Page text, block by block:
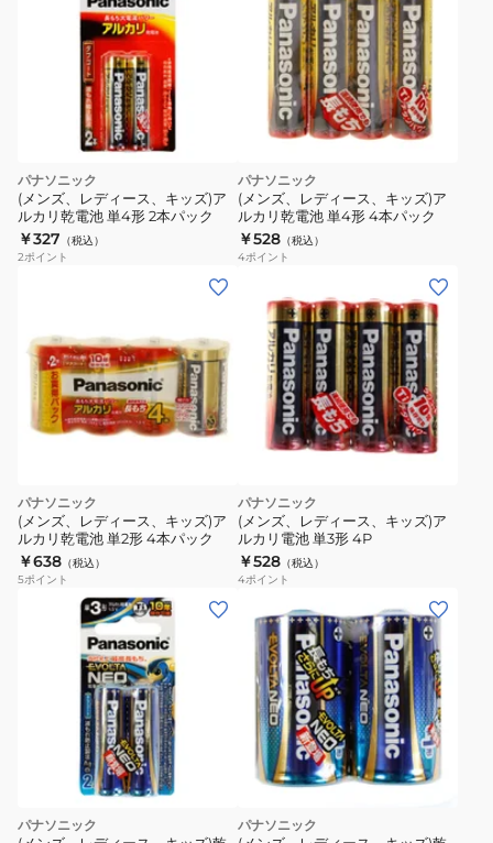
パナソニック
(メンズ、レディース、キッズ)ア
ルカリ乾電池 単4形 2本パック
￥327 （税込）
2ポイント
パナソニック
(メンズ、レディース、キッズ)ア
ルカリ乾電池 単4形 4本パック
￥528 （税込）
4ポイント
パナソニック
(メンズ、レディース、キッズ)ア
ルカリ乾電池 単2形 4本パック
￥638 （税込）
5ポイント
パナソニック
(メンズ、レディース、キッズ)ア
ルカリ電池 単3形 4P
￥528 （税込）
4ポイント
パナソニック パナソニック